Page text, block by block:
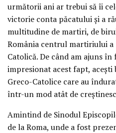
următorii ani ar trebui să îi
victorie conta păcatului şi a
multitudine de martiri, de
România centrul martiriului a
Catolică. De când am ajuns
impresionat acest fapt, aceşti
Greco-Catolice care au
într-un mod atât de
Amintind de Sinodul
de la Roma, unde a fost